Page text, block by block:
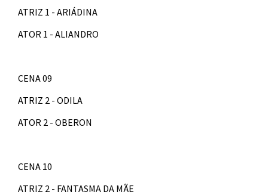
ATRIZ 1 - ARIÁDINA
ATOR 1 - ALIANDRO
CENA 09
ATRIZ 2 - ODILA
ATOR 2 - OBERON
CENA 10
ATRIZ 2 - FANTASMA DA MÃE